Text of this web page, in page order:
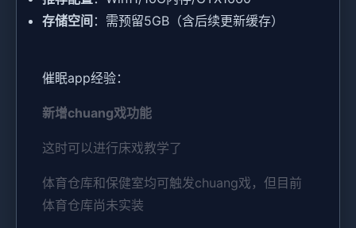
​存储空间​ ​：需预留5GB（含后续更新缓存）
催眠app经验：
新增chuang戏功能
这时可以进行床戏教学了
体育仓库和保健室均可触发chuang戏，但目前
体育仓库尚未实装